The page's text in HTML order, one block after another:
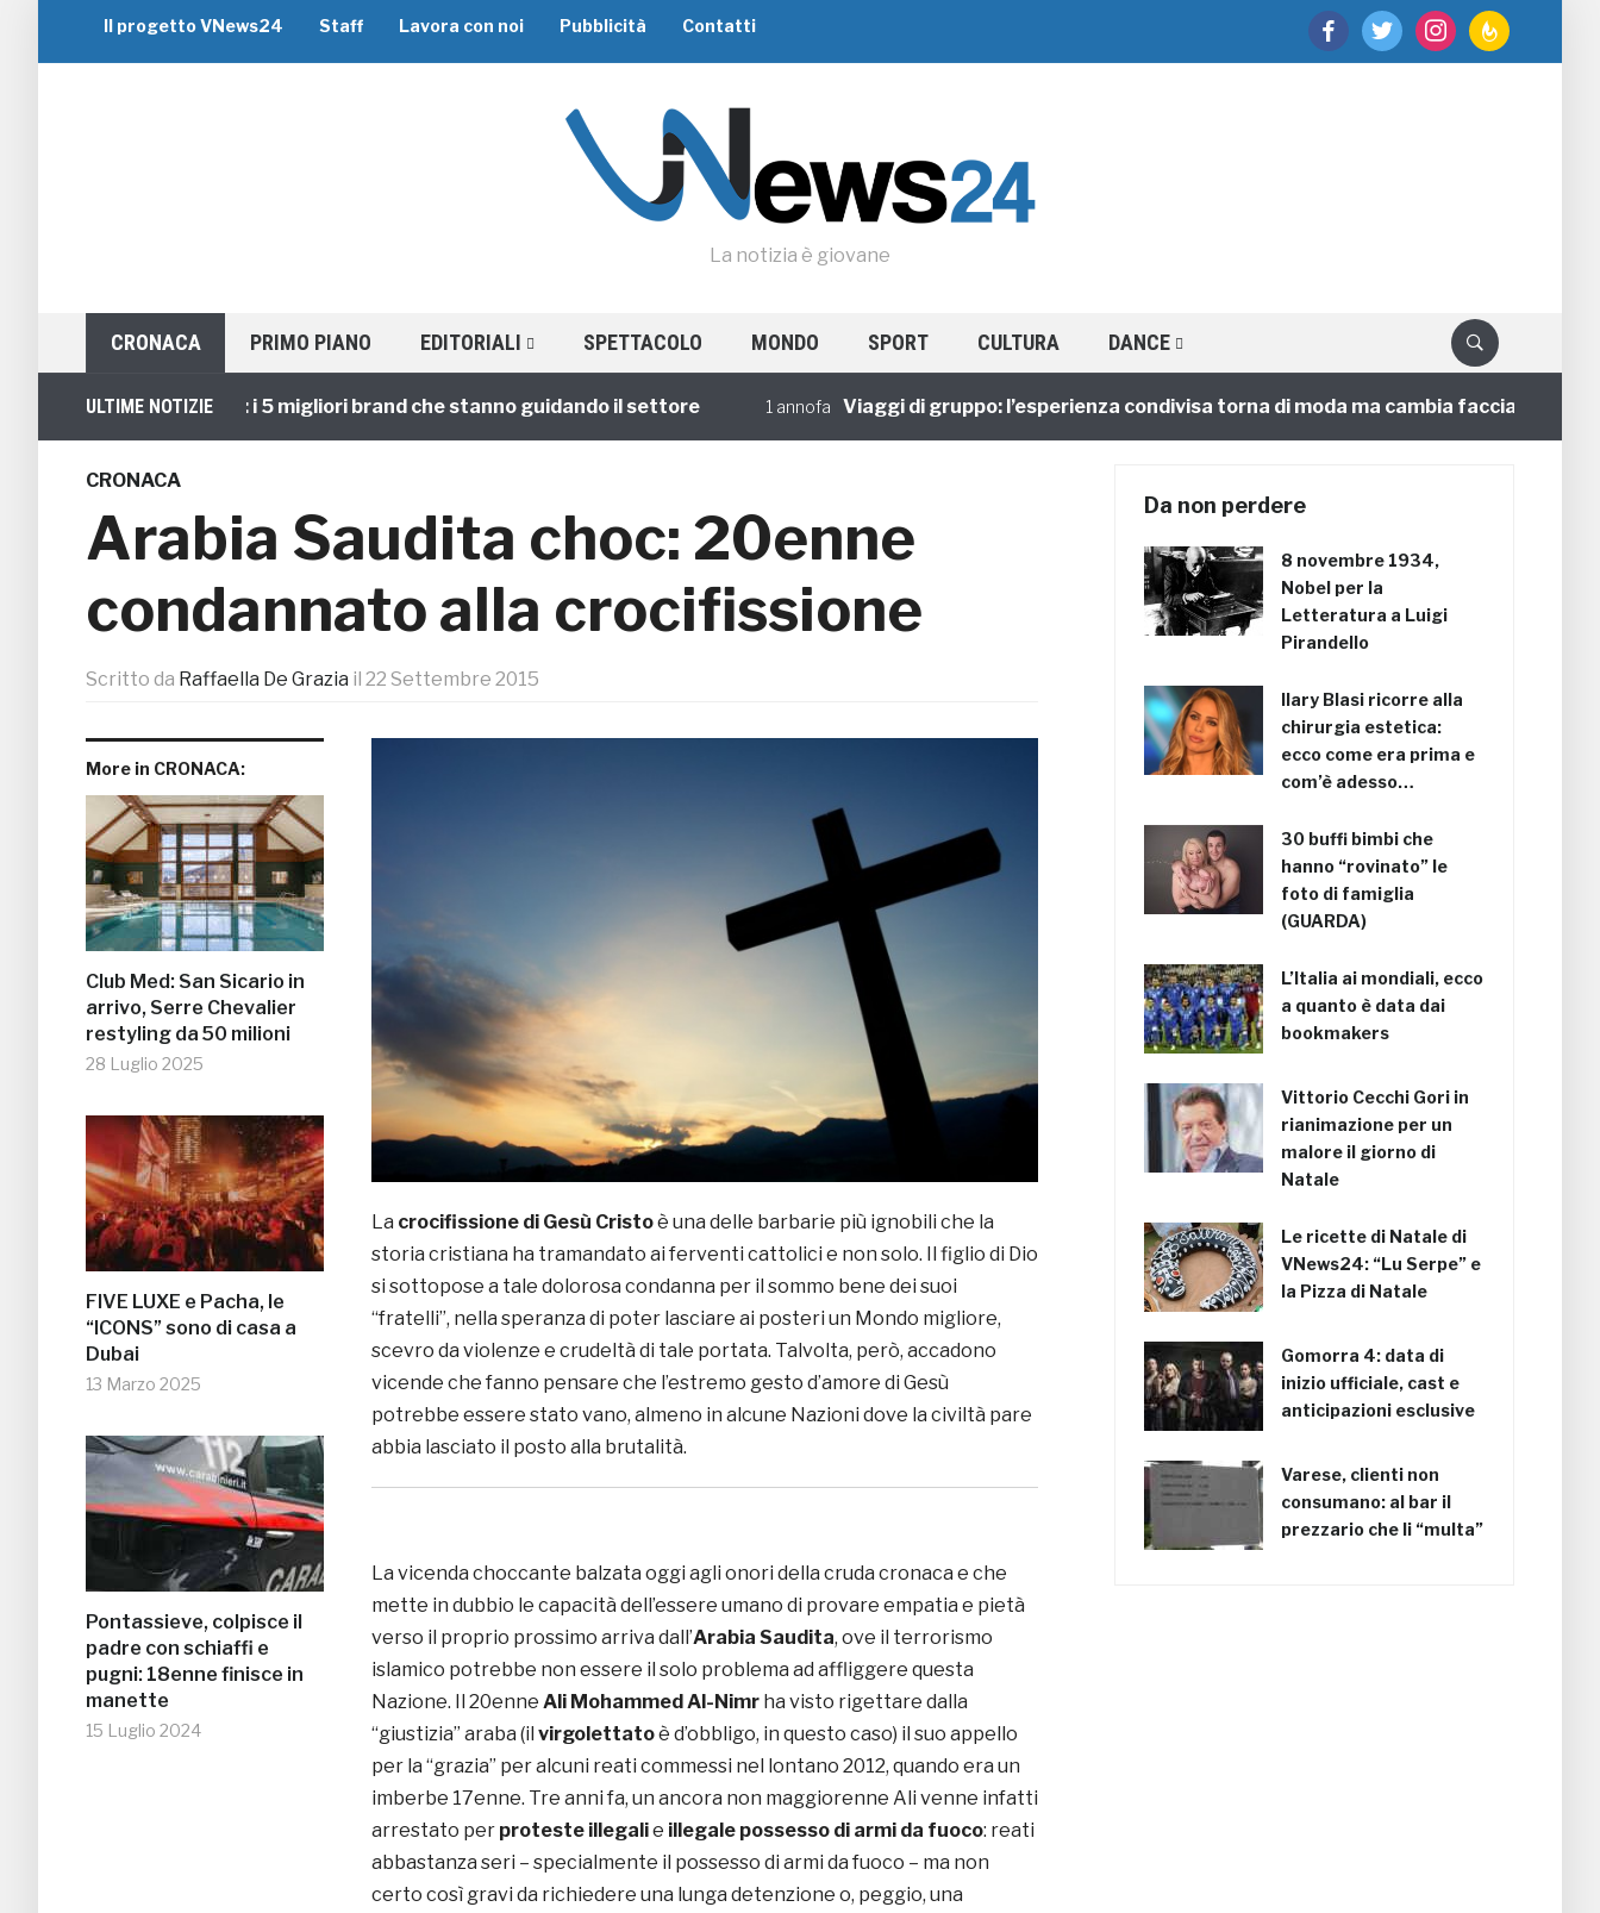
facebooktwitter instagramfeedburner
Il progetto VNews24 Staff Lavora con noi Pubblicità Contatti
La notizia è giovane
CRONACA PRIMO PIANO EDITORIALI SPETTACOLO MONDO SPORT CULTURA DANCE
ULTIME NOTIZIE
Viaggi di Gruppo: i 5 migliori brand che stanno guidando il settore 1 annofa Viaggi di gruppo: l’esperienza condivisa torna di moda ma cambia faccia
CRONACA
Arabia Saudita choc: 20enne
condannato alla crocifissione
Scritto da Raffaella De Grazia il 22 Settembre 2015
More in CRONACA:
Club Med: San Sicario in
arrivo, Serre Chevalier
restyling da 50 milioni
28 Luglio 2025
FIVE LUXE e Pacha, le
“ICONS” sono di casa a
Dubai
13 Marzo 2025
Pontassieve, colpisce il
padre con schiaffi e
pugni: 18enne finisce in
manette
15 Luglio 2024
La crocifissione di Gesù Cristoè una delle barbarie più ignobili che la
storia cristiana ha tramandato ai ferventi cattolici e non solo. Il figlio di Dio
si sottopose a tale dolorosa condanna per il sommo bene dei suoi
“fratelli”, nella speranza di poter lasciare ai posteri un Mondo migliore,
scevro da violenze e crudeltà di tale portata. Talvolta, però, accadono
vicende che fanno pensare che l’estremo gesto d’amore di Gesù
potrebbe essere stato vano, almeno in alcune Nazioni dove la civiltà pare
abbia lasciato il posto alla brutalità.
La vicenda choccante balzata oggi agli onori della cruda cronaca e che
mette in dubbio le capacità dell’essere umano di provare empatia e pietà
verso il proprio prossimo arriva dall’Arabia Saudita, ove il terrorismo
islamico potrebbe non essere il solo problema ad affliggere questa
Nazione. Il 20enne Ali Mohammed Al-Nimr ha visto rigettare dalla
“giustizia” araba (il virgolettatoè d’obbligo, in questo caso) il suo appello
per la “grazia” per alcuni reati commessi nel lontano 2012, quando era un
imberbe 17enne. Tre anni fa, un ancora non maggiorenne Ali venne infatti
arrestato per proteste illegalie illegale possesso di armi da fuoco: reati
abbastanza seri – specialmente il possesso di armi da fuoco – ma non
certo così gravi da richiedere una lunga detenzione o, peggio, una
Da non perdere
8 novembre 1934,
Nobel per la
Letteratura a Luigi
Pirandello
Ilary Blasi ricorre alla
chirurgia estetica:
ecco come era prima e
com’è adesso…
30 buffi bimbi che
hanno “rovinato” le
foto di famiglia
(GUARDA)
L’Italia ai mondiali, ecco
a quanto è data dai
bookmakers
Vittorio Cecchi Gori in
rianimazione per un
malore il giorno di
Natale
Le ricette di Natale di
VNews24: “Lu Serpe” e
la Pizza di Natale
Gomorra 4: data di
inizio ufficiale, cast e
anticipazioni esclusive
Varese, clienti non
consumano: al bar il
prezzario che li “multa”